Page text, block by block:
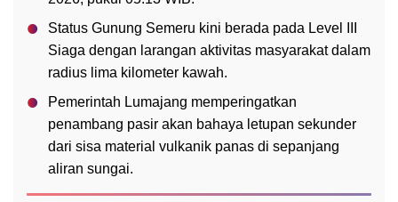
Status Gunung Semeru kini berada pada Level III
Siaga dengan larangan aktivitas masyarakat dalam
radius lima kilometer kawah.
Pemerintah Lumajang memperingatkan
penambang pasir akan bahaya letupan sekunder
dari sisa material vulkanik panas di sepanjang
aliran sungai.